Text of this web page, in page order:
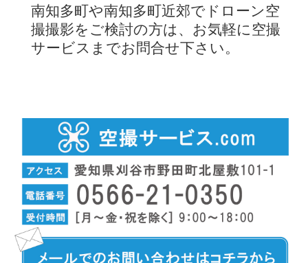
南知多町や南知多町近郊でドローン空
撮撮影をご検討の方は、お気軽に空撮
サービスまでお問合せ下さい。